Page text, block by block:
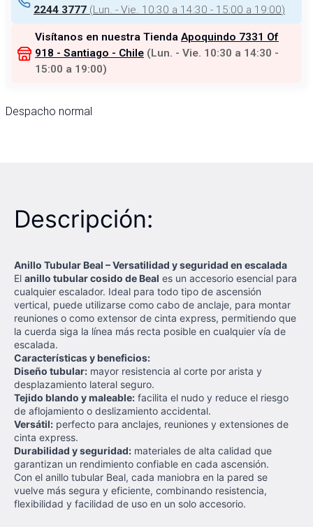
2244 3777 (Lun. - Vie. 10:30 a 14:30 - 15:00 a 19:00)
Visítanos en nuestra Tienda Apoquindo 7331 Of
918 - Santiago - Chile (Lun. - Vie. 10:30 a 14:30 -
15:00 a 19:00)
Despacho normal
Descripción:
Anillo Tubular Beal – Versatilidad y seguridad en escalada
El anillo tubular cosido de Beal es un accesorio esencial para
cualquier escalador. Ideal para todo tipo de ascensión
vertical, puede utilizarse como cabo de anclaje, para montar
reuniones o como extensor de cinta express, permitiendo que
la cuerda siga la línea más recta posible en cualquier vía de
escalada.
Características y beneficios:
Diseño tubular: mayor resistencia al corte por arista y
desplazamiento lateral seguro.
Tejido blando y maleable: facilita el nudo y reduce el riesgo
de aflojamiento o deslizamiento accidental.
Versátil: perfecto para anclajes, reuniones y extensiones de
cinta express.
Durabilidad y seguridad: materiales de alta calidad que
garantizan un rendimiento confiable en cada ascensión.
Con el anillo tubular Beal, cada maniobra en la pared se
vuelve más segura y eficiente, combinando resistencia,
flexibilidad y facilidad de uso en un solo accesorio.